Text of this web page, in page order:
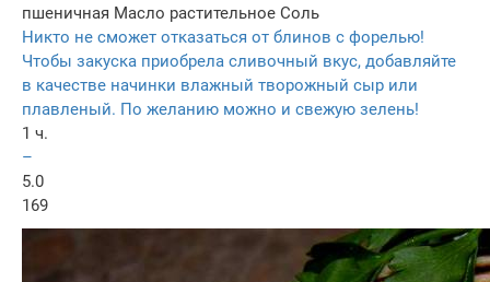
пшеничная Масло растительное Соль
Никто не сможет отказаться от блинов с форелью!
Чтобы закуска приобрела сливочный вкус, добавляйте
в качестве начинки влажный творожный сыр или
плавленый. По желанию можно и свежую зелень!
1 ч.
–
5.0
169